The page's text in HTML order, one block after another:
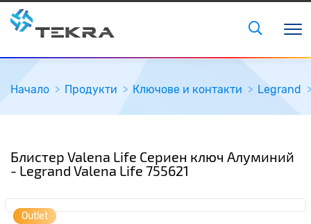
Начало Продукти Ключове и контакти Legrand
Блистер Valena Life Сериен ключ Алуминий
- Legrand Valena Life 755621
Outlet